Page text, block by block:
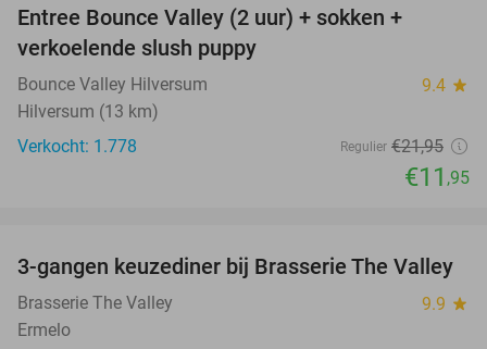
Entree Bounce Valley (2 uur) + sokken +
verkoelende slush puppy
Bounce Valley Hilversum 9.4 star
Hilversum (13 km)
Verkocht: 1.778
Regulier €21,95
€11 ,95
42%
3-gangen keuzediner bij Brasserie The Valley
Brasserie The Valley 9.9 star
Ermelo